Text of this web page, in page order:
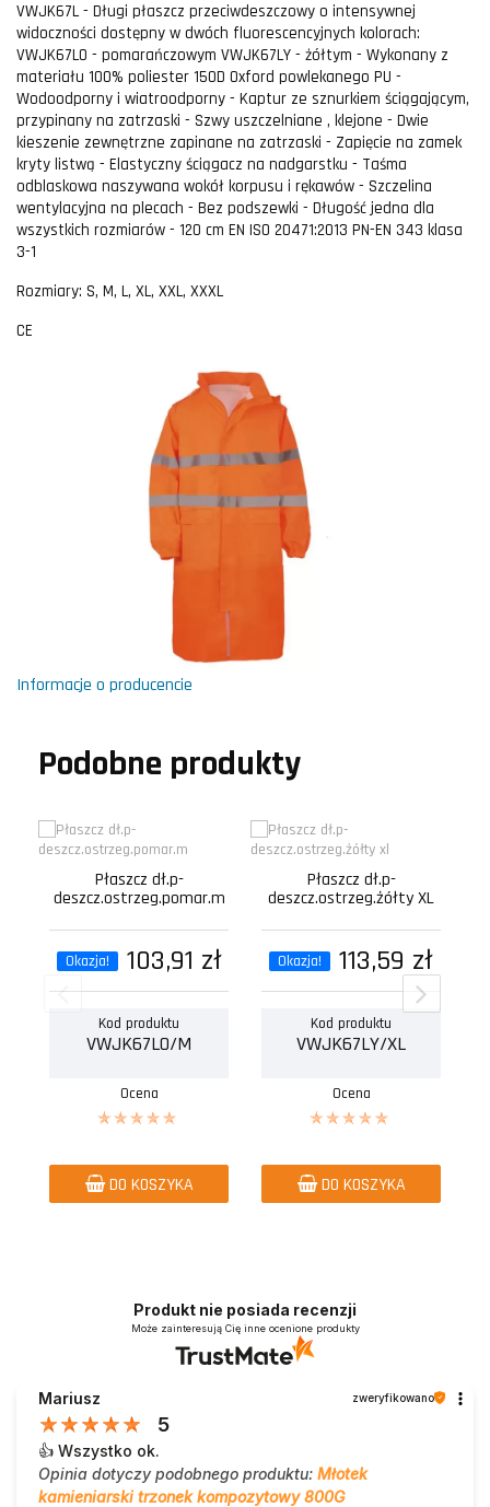
VWJK67L - Długi płaszcz przeciwdeszczowy o intensywnej
widoczności dostępny w dwóch fluorescencyjnych kolorach:
VWJK67LO - pomarańczowym VWJK67LY - żółtym - Wykonany z
materiału 100% poliester 150D Oxford powlekanego PU -
Wodoodporny i wiatroodporny - Kaptur ze sznurkiem ściągającym,
przypinany na zatrzaski - Szwy uszczelniane , klejone - Dwie
kieszenie zewnętrzne zapinane na zatrzaski - Zapięcie na zamek
kryty listwą - Elastyczny ściągacz na nadgarstku - Taśma
odblaskowa naszywana wokół korpusu i rękawów - Szczelina
wentylacyjna na plecach - Bez podszewki - Długość jedna dla
wszystkich rozmiarów - 120 cm EN ISO 20471:2013 PN-EN 343 klasa
3-1
Rozmiary: S, M, L, XL, XXL, XXXL
CE
Informacje o producencie
Podobne produkty
Płaszcz dł.p-
deszcz.ostrzeg.pomar.m
Okazja! 103,91 zł
Kod produktu
VWJK67LO/M
Ocena
DO KOSZYKA
Płaszcz dł.p-
deszcz.ostrzeg.żółty XL
Okazja! 113,59 zł
Kod produktu
VWJK67LY/XL
Ocena
DO KOSZYKA
Produkt nie posiada recenzji
Może zainteresują Cię inne ocenione produkty
Mariusz zweryfikowano
5
👍️ Wszystko ok.
Opinia dotyczy podobnego produktu: Młotek
kamieniarski trzonek kompozytowy 800G